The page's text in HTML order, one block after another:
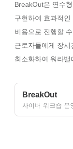
BreakOut은 연수
구현하여 효과적
비용으로 진행할
근로자들에게 장
최소화하여 워라밸
BreakOut
사이버 워크숍 운